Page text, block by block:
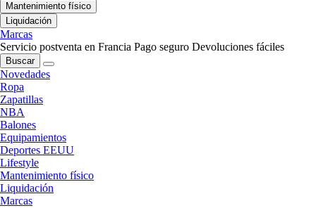
Mantenimiento físico
Liquidación
Marcas
Servicio postventa en Francia Pago seguro Devoluciones fáciles
Buscar
Novedades
Ropa
Zapatillas
NBA
Balones
Equipamientos
Deportes EEUU
Lifestyle
Mantenimiento físico
Liquidación
Marcas